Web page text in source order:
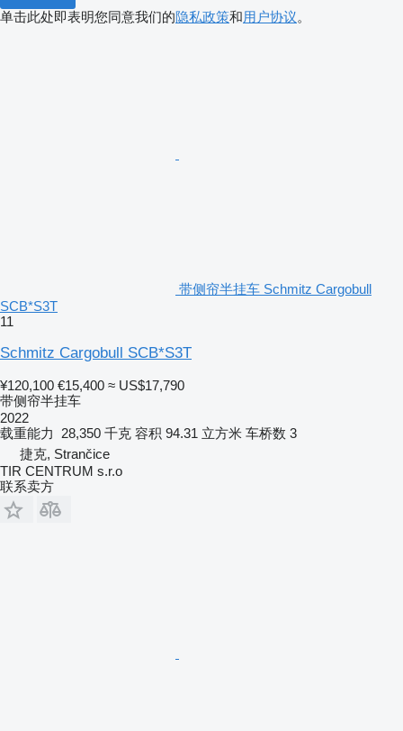
单击此处即表明您同意我们的隐私政策和用户协议。
带侧帘半挂车 Schmitz Cargobull
SCB*S3T
11
Schmitz Cargobull SCB*S3T
¥120,100 €15,400 ≈ US$17,790
带侧帘半挂车
2022
载重能力
28,350 千克 容积 94.31 立方米 车桥数 3
捷克, Strančice
TIR CENTRUM s.r.o
联系卖方